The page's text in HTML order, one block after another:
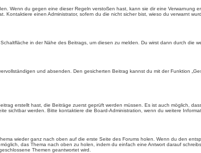
Wenn du gegen eine dieser Regeln verstoßen hast, kann sie dir eine Verwarnung
einen Administrator, sofern du die nicht sicher bist, wieso du verwarnt
in der Nähe des Beitrags, um diesen zu melden. Du wirst dann durch die
und absenden. Den gesicherten Beitrag kannst du mit der Funktion
erstellt hast, die Beiträge zuerst geprüft werden müssen. Es ist auch möglich,
sichtbar werden. Bitte kontaktiere die Board-Administration, wenn du weitere
wieder ganz nach oben auf die erste Seite des Forums holen. Wenn du den
das Thema nach oben zu holen, indem du einfach eine Antwort darauf
Themen geantwortet wird.